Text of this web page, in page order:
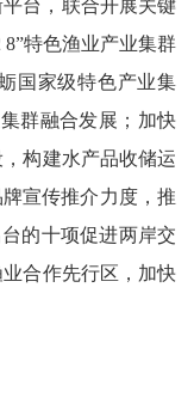
台，联合开展关键
特色渔业产业集群
国家级特色产业集
群融合发展；加快
构建水产品收储运
宣传推介力度，推
的十项促进两岸交
合作先行区，加快